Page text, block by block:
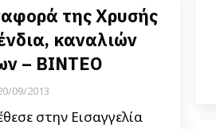
της Χρυσής
καναλιών
– ΒΙΝΤΕΟ
09/2013
στην Εισαγγελία